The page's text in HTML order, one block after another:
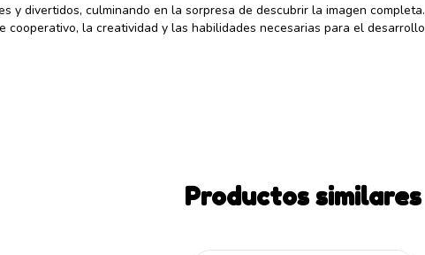
y divertidos, culminando en la sorpresa de descubrir la imagen completa.
cooperativo, la creatividad y las habilidades necesarias para el desarrollo
Productos similares